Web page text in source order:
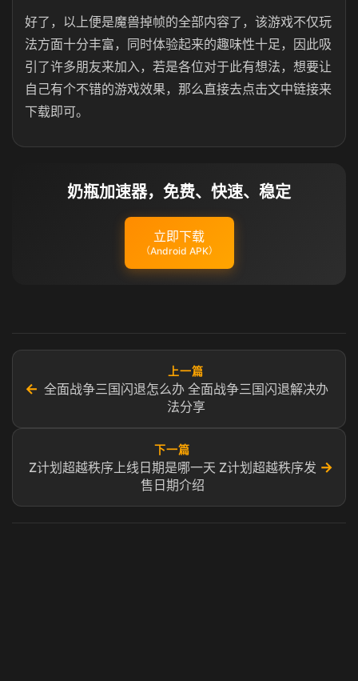
好了，以上便是魔兽掉帧的全部内容了，该游戏不仅玩
法方面十分丰富，同时体验起来的趣味性十足，因此吸
引了许多朋友来加入，若是各位对于此有想法，想要让
自己有个不错的游戏效果，那么直接去点击文中链接来
下载即可。
奶瓶加速器，免费、快速、稳定
立即下载
（Android APK）
←
上一篇
全面战争三国闪退怎么办 全面战争三国闪退解决办
法分享
下一篇
Z计划超越秩序上线日期是哪一天 Z计划超越秩序发
售日期介绍
→